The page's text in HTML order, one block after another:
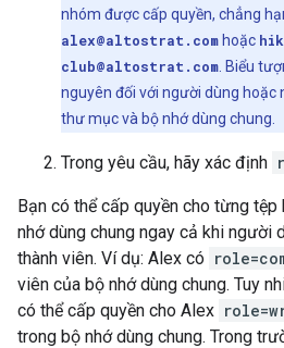
nhóm được cấp quyền, chẳng
alex@altostrat.com hoặc
club@altostrat.com . Biểu
nguyên đối với người dùng hoặc
thư mục và bộ nhớ dùng chung.
Trong yêu cầu, hãy xác định
Bạn có thể cấp quyền cho từng
nhớ dùng chung ngay cả khi người
thành viên. Ví dụ: Alex có
viên của bộ nhớ dùng chung. Tuy
có thể cấp quyền cho Alex
trong bộ nhớ dùng chung. Trong